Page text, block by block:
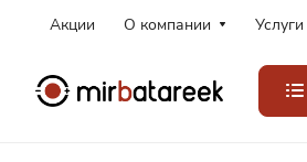
Акции О компании Услуги